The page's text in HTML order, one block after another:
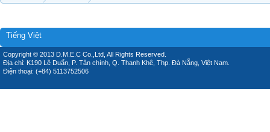
Tiếng Việt
Copyright © 2013 D.M.E.C Co.,Ltd, All Rights Reserved.
Địa chỉ: K190 Lê Duẩn, P. Tân chính, Q. Thanh Khê, Thp. Đà Nẵng, Việt Nam.
Điện thoại: (+84) 5113752506